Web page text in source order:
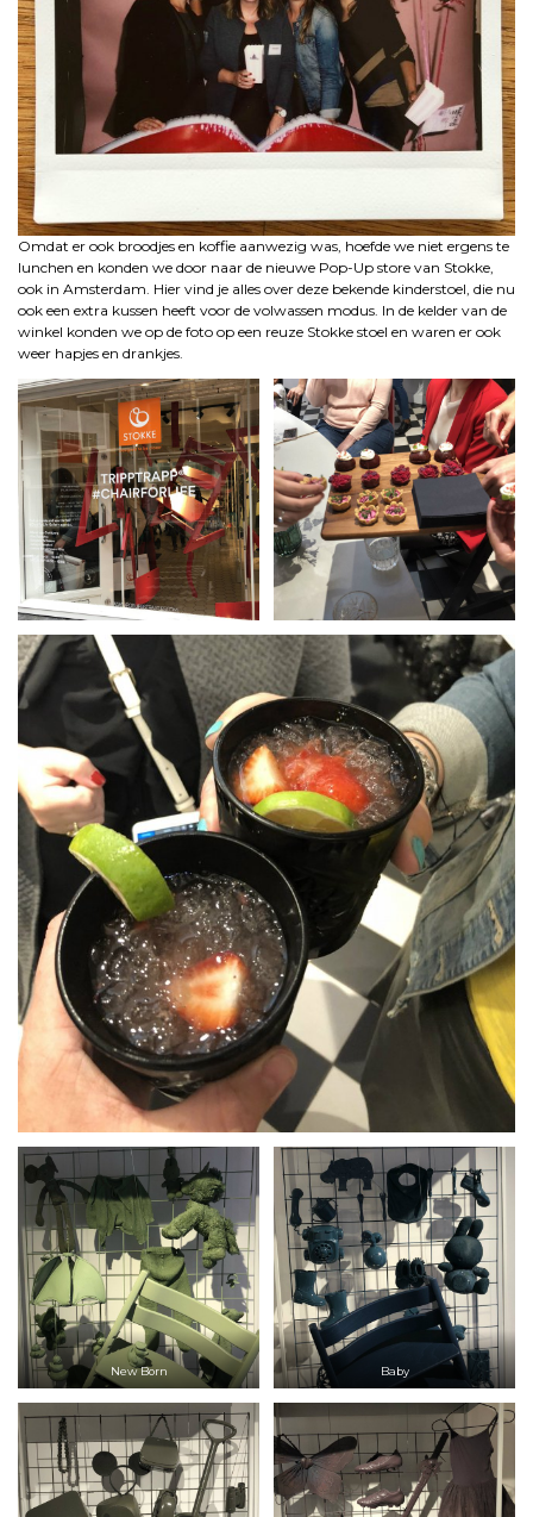
Omdat er ook broodjes en koffie aanwezig was, hoefde we niet ergens te
lunchen en konden we door naar de nieuwe Pop-Up store van Stokke,
ook in Amsterdam. Hier vind je alles over deze bekende kinderstoel, die nu
ook een extra kussen heeft voor de volwassen modus. In de kelder van de
winkel konden we op de foto op een reuze Stokke stoel en waren er ook
weer hapjes en drankjes.
New Born Baby